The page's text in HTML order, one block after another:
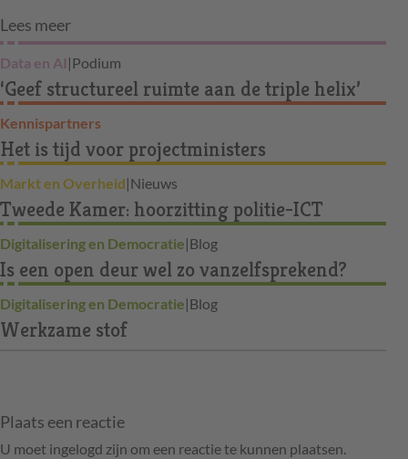
Lees meer
Data en AI |Podium
‘Geef structureel ruimte aan de triple helix’
Kennispartners
Het is tijd voor projectministers
Markt en Overheid|Nieuws
Tweede Kamer: hoorzitting politie-ICT
Digitalisering en Democratie|Blog
Is een open deur wel zo vanzelfsprekend?
Digitalisering en Democratie|Blog
Werkzame stof
Plaats een reactie
U moet ingelogd zijn om een reactie te kunnen plaatsen.